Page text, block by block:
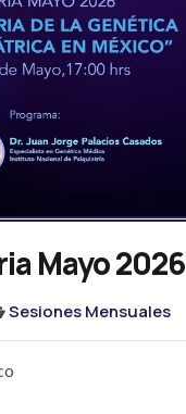
Mayo 2026
Sesiones Mensuales